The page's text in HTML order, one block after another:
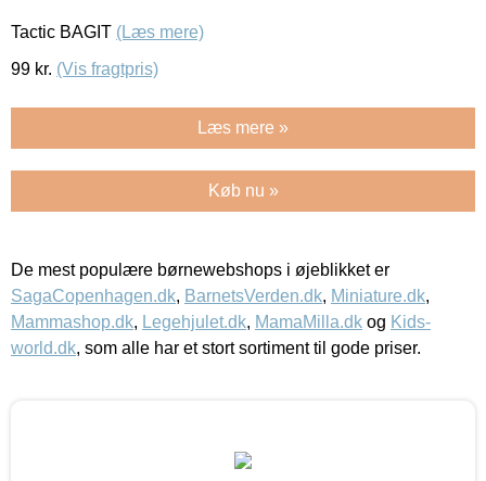
Tactic BAGIT (Læs mere)
99 kr. (Vis fragtpris)
Læs mere »
Køb nu »
De mest populære børnewebshops i øjeblikket er
SagaCopenhagen.dk, BarnetsVerden.dk, Miniature.dk,
Mammashop.dk, Legehjulet.dk, MamaMilla.dk og Kids-
world.dk, som alle har et stort sortiment til gode priser.